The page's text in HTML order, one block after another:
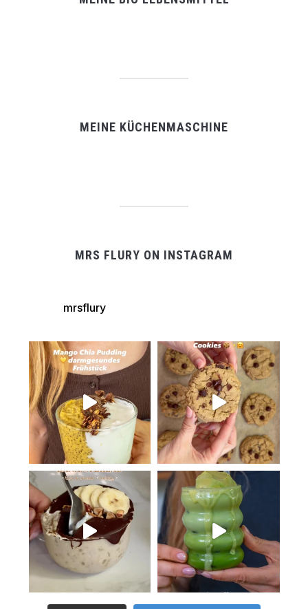
MEINE KÜCHENMASCHINE
MRS FLURY ON INSTAGRAM
mrsflury